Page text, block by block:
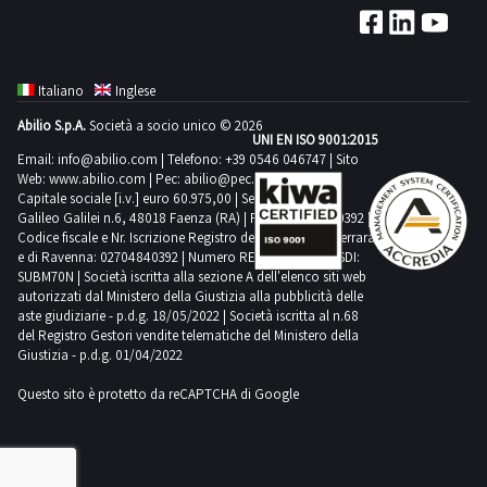
offerte
dovranno
essere
depositate
in
via
telematica
entro
le
ore
e
non
a
misura.
Alcune
quantità
potrebbero
non
corrispondere.
Si
un’ispezione
di
ritiro
dal
giorno
concordato:
1
giorno
Italiano
Inglese
Abilio S.p.A.Società a socio unico © 2026
Email: info@abilio.com | Telefono: +39 0546 046747 | Sito
Web: www.abilio.com | Pec: abilio@pec.illimity.com
Capitale sociale [i.v.] euro 60.975,00 | Sede legale in Via
Galileo Galilei n.6, 48018 Faenza (RA) | P.IVA: 02704840392 |
Codice fiscale e Nr. Iscrizione Registro delle Imprese di Ferrara
e di Ravenna: 02704840392 | Numero REA RA 224830 | SDI:
SUBM70N | Società iscritta alla sezione A dell'elenco siti web
autorizzati dal Ministero della Giustizia alla pubblicità delle
aste giudiziarie - p.d.g. 18/05/2022 | Società iscritta al n.68
del Registro Gestori vendite telematiche del Ministero della
Giustizia - p.d.g. 01/04/2022
Questo sito è protetto da reCAPTCHA di Google
UNI EN ISO 9001:2015